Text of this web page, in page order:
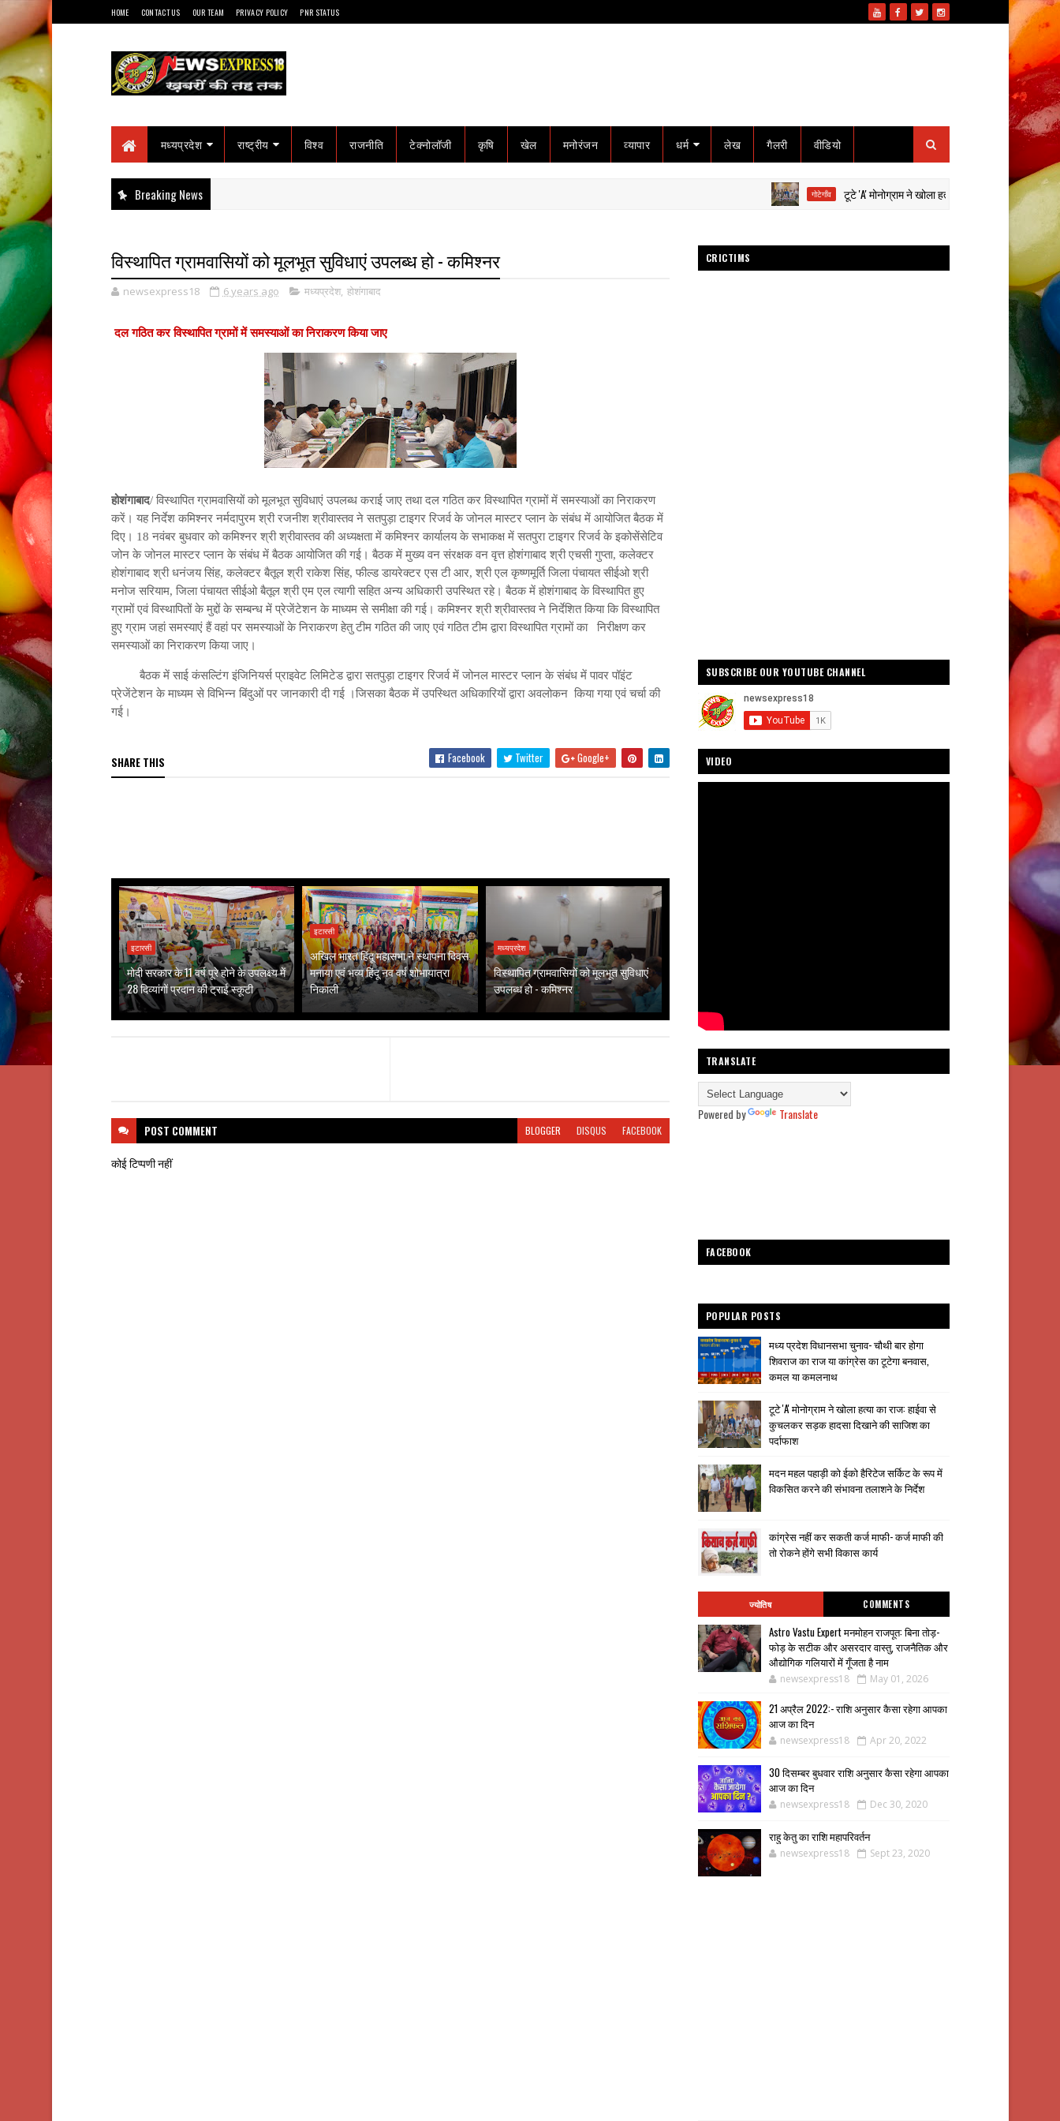
HOME CONTACT US OUR TEAM PRIVACY POLICY PNR STATUS
मध्यप्रदेश राष्ट्रीय विश्व राजनीति टेक्नोलॉजी कृषि खेल मनोरंजन व्यापार धर्म लेख गैलरी वीडियो
Breaking News गोटेगाँव टूटे 'A' मोनोग्राम ने खोला हत्या का राज: हाईवा से कुचलकर सड़क
विस्थापित ग्रामवासियों को मूलभूत सुविधाएं उपलब्ध हो - कमिश्नर
newsexpress18 6 years ago मध्यप्रदेश, होशंगाबाद
दल गठित कर विस्थापित ग्रामों में समस्याओं का निराकरण किया जाए
होशंगाबाद/ विस्थापित ग्रामवासियों को मूलभूत सुविधाएं उपलब्ध कराई जाए तथा दल गठित कर विस्थापित ग्रामों में समस्याओं का निराकरण
करें। यह निर्देश कमिश्नर नर्मदापुरम श्री रजनीश श्रीवास्तव ने सतपुड़ा टाइगर रिजर्व के जोनल मास्टर प्लान के संबंध में आयोजित बैठक में
दिए। 18 नवंबर बुधवार को कमिश्नर श्री श्रीवास्तव की अध्यक्षता में कमिश्नर कार्यालय के सभाकक्ष में सतपुरा टाइगर रिजर्व के इकोसेंसेटिव
जोन के जोनल मास्टर प्लान के संबंध में बैठक आयोजित की गई। बैठक में मुख्य वन संरक्षक वन वृत्त होशंगाबाद श्री एचसी गुप्ता, कलेक्टर
होशंगाबाद श्री धनंजय सिंह, कलेक्टर बैतूल श्री राकेश सिंह, फील्ड डायरेक्टर एस टी आर, श्री एल कृष्णमूर्ति जिला पंचायत सीईओ श्री
मनोज सरियाम, जिला पंचायत सीईओ बैतूल श्री एम एल त्यागी सहित अन्य अधिकारी उपस्थित रहे। बैठक में होशंगाबाद के विस्थापित हुए
ग्रामों एवं विस्थापितों के मुद्दों के सम्बन्ध में प्रेजेंटेशन के माध्यम से समीक्षा की गई। कमिश्नर श्री श्रीवास्तव ने निर्देशित किया कि विस्थापित
हुए ग्राम जहां समस्याएं हैं वहां पर समस्‍याओं के निराकरण हेतु टीम गठित की जाए एवं गठित टीम द्वारा विस्‍थापित ग्रामों का निरीक्षण कर
समस्याओं का निराकरण किया जाए।
बैठक में साई कंसल्टिंग इंजिनियर्स प्राइवेट लिमिटेड द्वारा सतपुड़ा टाइगर रिजर्व में जोनल मास्टर प्लान के संबंध में पावर पॉइंट
प्रेजेंटेशन के माध्यम से विभिन्न बिंदुओं पर जानकारी दी गई ।जिसका बैठक में उपस्थित अधिकारियों द्वारा अवलोकन किया गया एवं चर्चा की
गई।
SHARE THIS Facebook Twitter Google+
इटारसी
मोदी सरकार के 11 वर्ष पूरे होने के उपलक्ष्य में
28 दिव्यांगों प्रदान की ट्राई स्कूटी
इटारसी
अखिल भारत हिंदू महासभा ने स्थापना दिवस
मनाया एवं भव्य हिंदू नव वर्ष शोभायात्रा
निकाली
मध्यप्रदेश
विस्थापित ग्रामवासियों को मूलभूत सुविधाएं
उपलब्ध हो - कमिश्नर
POST COMMENT BLOGGER DISQUS FACEBOOK
कोई टिप्पणी नहीं
CRICTIMS
SUBSCRIBE OUR YOUTUBE CHANNEL
VIDEO
TRANSLATE
Powered by Translate
FACEBOOK
POPULAR POSTS
मध्य प्रदेश विधानसभा चुनाव- चौथी बार होगा
शिवराज का राज या कांग्रेस का टूटेगा बनवास,
कमल या कमलनाथ
टूटे 'A' मोनोग्राम ने खोला हत्या का राज: हाईवा से
कुचलकर सड़क हादसा दिखाने की साजिश का
पर्दाफाश
मदन महल पहाड़ी को ईको हैरिटेज सर्किट के रूप में
विकसित करने की संभावना तलाशने के निर्देश
कांग्रेस नहीं कर सकती कर्ज माफी- कर्ज माफी की
तो रोकने होंगे सभी विकास कार्य
ज्योतिष COMMENTS
Astro Vastu Expert मनमोहन राजपूत: बिना तोड़-
फोड़ के सटीक और असरदार वास्तु, राजनैतिक और
औद्योगिक गलियारों में गूँजता है नाम
newsexpress18 May 01, 2026
21 अप्रैल 2022:- राशि अनुसार कैसा रहेगा आपका
आज का दिन
newsexpress18 Apr 20, 2022
30 दिसम्बर बुधवार राशि अनुसार कैसा रहेगा आपका
आज का दिन
newsexpress18 Dec 30, 2020
राहु केतु का राशि महापरिवर्तन
newsexpress18 Sept 23, 2020